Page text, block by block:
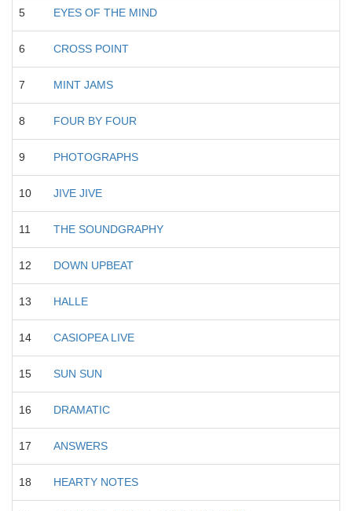
5 EYES OF THE MIND
6 CROSS POINT
7 MINT JAMS
8 FOUR BY FOUR
9 PHOTOGRAPHS
10 JIVE JIVE
11 THE SOUNDGRAPHY
12 DOWN UPBEAT
13 HALLE
14 CASIOPEA LIVE
15 SUN SUN
16 DRAMATIC
17 ANSWERS
18 HEARTY NOTES